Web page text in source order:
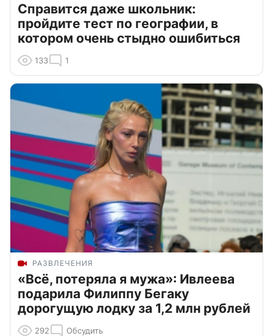
Справится даже школьник:
пройдите тест по географии, в
котором очень стыдно ошибиться
133 1
РАЗВЛЕЧЕНИЯ
«Всё, потеряла я мужа»: Ивлеева
подарила Филиппу Бегаку
дорогущую лодку за 1,2 млн рублей
292 Обсудить